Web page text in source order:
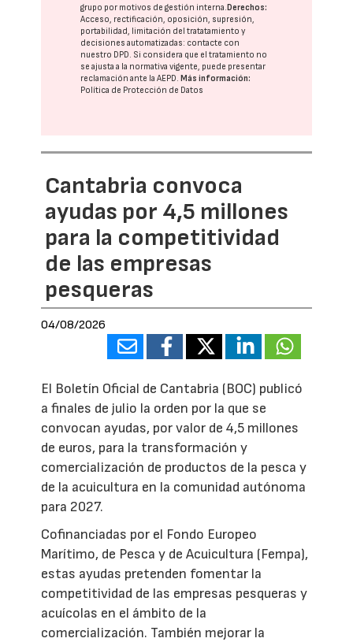
grupo por motivos de gestión interna.Derechos:
Acceso, rectificación, oposición, supresión,
portabilidad, limitación del tratatamiento y
decisiones automatizadas: contacte con
nuestro DPD. Si considera que el tratamiento no
se ajusta a la normativa vigente, puede presentar
reclamación ante laAEPD.Más información:
Política de Protección de Datos
Cantabria convoca
ayudas por 4,5 millones
para la competitividad
de las empresas
pesqueras
04/08/2026
El Boletín Oficial de Cantabria (BOC) publicó
a finales de julio la orden por la que se
convocan ayudas, por valor de 4,5 millones
de euros, para la transformación y
comercialización de productos de la pesca y
de la acuicultura en la comunidad autónoma
para 2027.
Cofinanciadas por el Fondo Europeo
Marítimo, de Pesca y de Acuicultura (Fempa),
estas ayudas pretenden fomentar la
competitividad de las empresas pesqueras y
acuícolas en el ámbito de la
comercialización. También mejorar la